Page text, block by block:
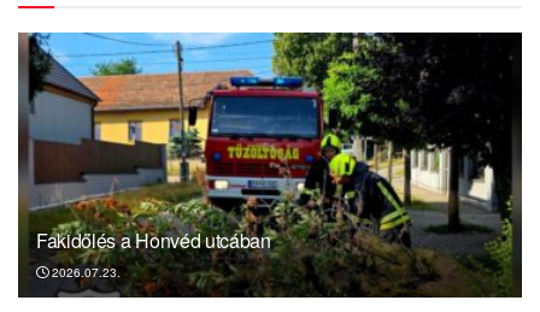
Fakidőlés a Honvéd utcában
2026.07.23.